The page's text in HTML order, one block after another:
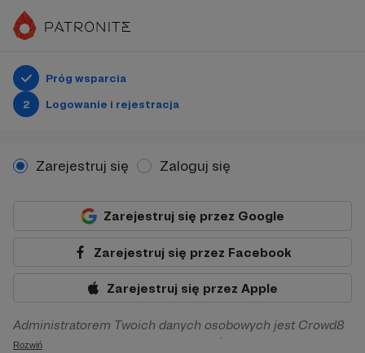
Próg wsparcia
2
Logowanie i rejestracja
Zarejestruj się Zaloguj się
Zarejestruj się przez Google
Zarejestruj się przez Facebook
Zarejestruj się przez Apple
Administratorem Twoich danych osobowych jest Crowd8
sp. z o.o. z siedziba w Warszawie, ul. Żwirki i Wigury 16, 02-
Rozwiń